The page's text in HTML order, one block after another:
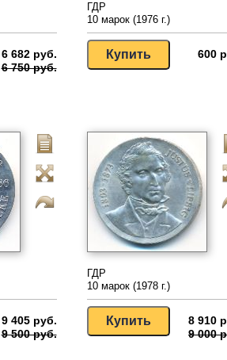
6 682 руб.
6 750 руб.
ГДР
10 марок (1976 г.)
600
9 405 руб.
9 500 руб.
ГДР
10 марок (1978 г.)
8 910
9 000